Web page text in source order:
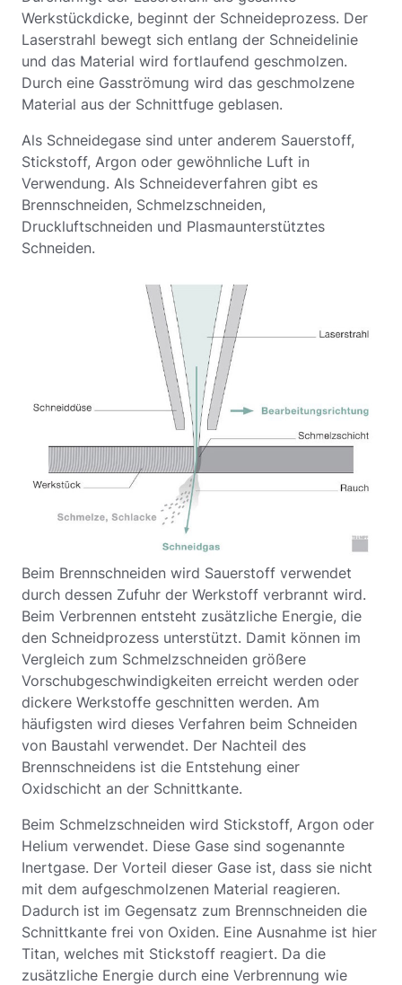
Werkstückdicke, beginnt der Schneideprozess. Der
Laserstrahl bewegt sich entlang der Schneidelinie
und das Material wird fortlaufend geschmolzen.
Durch eine Gasströmung wird das geschmolzene
Material aus der Schnittfuge geblasen.
Als Schneidegase sind unter anderem Sauerstoff,
Stickstoff, Argon oder gewöhnliche Luft in
Verwendung. Als Schneideverfahren gibt es
Brennschneiden, Schmelzschneiden,
Druckluftschneiden und Plasmaunterstütztes
Schneiden.
Beim Brennschneiden wird Sauerstoff verwendet
durch dessen Zufuhr der Werkstoff verbrannt wird.
Beim Verbrennen entsteht zusätzliche Energie, die
den Schneidprozess unterstützt. Damit können im
Vergleich zum Schmelzschneiden größere
Vorschubgeschwindigkeiten erreicht werden oder
dickere Werkstoffe geschnitten werden. Am
häufigsten wird dieses Verfahren beim Schneiden
von Baustahl verwendet. Der Nachteil des
Brennschneidens ist die Entstehung einer
Oxidschicht an der Schnittkante.
Beim Schmelzschneiden wird Stickstoff, Argon oder
Helium verwendet. Diese Gase sind sogenannte
Inertgase. Der Vorteil dieser Gase ist, dass sie nicht
mit dem aufgeschmolzenen Material reagieren.
Dadurch ist im Gegensatz zum Brennschneiden die
Schnittkante frei von Oxiden. Eine Ausnahme ist hier
Titan, welches mit Stickstoff reagiert. Da die
zusätzliche Energie durch eine Verbrennung wie